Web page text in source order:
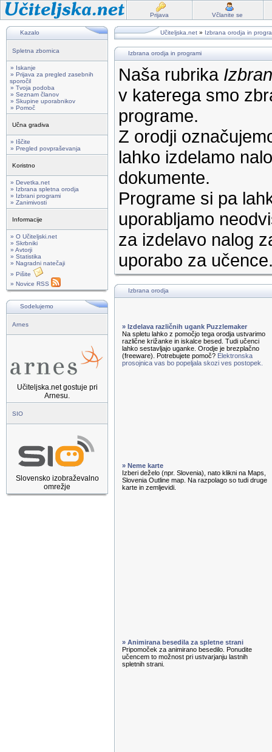
Prijava Včlanite se
Kazalo
Spletna zbornica
» Iskanje
» Prijava za pregled zasebnih
sporočil
» Tvoja podoba
» Seznam članov
» Skupine uporabnikov
» Pomoč
Učna gradiva
» Iščite
» Pregled povpraševanja
Koristno
» Devetka.net
» Izbrana spletna orodja
» Izbrani programi
» Zanimivosti
Informacije
» O Učiteljski.net
» Skrbniki
» Avtorji
» Statistika
» Nagradni natečaji
» Pišite
» Novice RSS
Sodelujemo
Arnes
Učiteljska.net gostuje pri
Arnesu.
SIO
Slovensko izobraževalno
omrežje
Učiteljska.net » Izbrana orodja in
Izbrana orodja in programi
Naša rubrika
v katerega smo
programe.
Z orodji
lahko izdelamo
dokumente.
Programe si pa
uporabljamo
za izdelavo nalog
uporabo za
Izbrana orodja
» Izdelava različnih ugank Puzzlemaker
Na spletu lahko z pomočjo tega orodja ustvarimo
različne križanke in iskalce besed. Tudi učenci
lahko sestavljajo uganke. Orodje je brezplačno
(freeware). Potrebujete pomoč? Elektronska
prosojnica vas bo popeljala skozi ves postopek.
» Neme karte
Izberi deželo (npr. Slovenia), nato klikni na Maps,
Slovenia Outline map. Na razpolago so tudi druge
karte in zemljevidi.
» Animirana besedila za spletne strani
Pripomoček za animirano besedilo. Ponudite
učencem to možnost pri ustvarjanju lastnih
spletnih strani.